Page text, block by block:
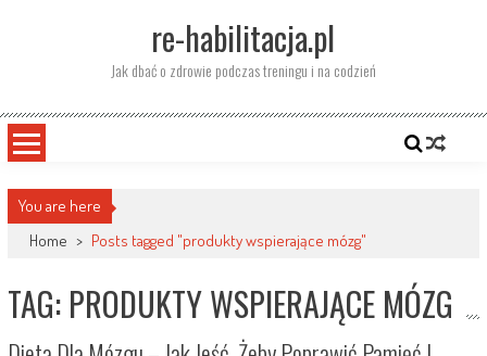
re-habilitacja.pl
Jak dbać o zdrowie podczas treningu i na codzień
You are here
Home > Posts tagged "produkty wspierające mózg"
TAG: PRODUKTY WSPIERAJĄCE MÓZG